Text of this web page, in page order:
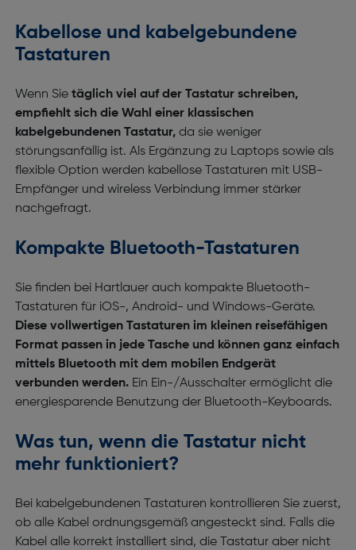
Kabellose und kabelgebundene
Tastaturen
Wenn Sie täglich viel auf der Tastatur schreiben,
empfiehlt sich die Wahl einer klassischen
kabelgebundenen Tastatur, da sie weniger
störungsanfällig ist. Als Ergänzung zu Laptops sowie als
flexible Option werden kabellose Tastaturen mit USB-
Empfänger und wireless Verbindung immer stärker
nachgefragt.
Kompakte Bluetooth-Tastaturen
Sie finden bei Hartlauer auch kompakte Bluetooth-
Tastaturen für iOS-, Android- und Windows-Geräte.
Diese vollwertigen Tastaturen im kleinen reisefähigen
Format passen in jede Tasche und können ganz einfach
mittels Bluetooth mit dem mobilen Endgerät
verbunden werden.Ein Ein-/Ausschalter ermöglicht die
energiesparende Benutzung der Bluetooth-Keyboards.
Was tun, wenn die Tastatur nicht
mehr funktioniert?
Bei kabelgebundenen Tastaturen kontrollieren Sie zuerst,
ob alle Kabel ordnungsgemäß angesteckt sind. Falls die
Kabel alle korrekt installiert sind, die Tastatur aber nicht